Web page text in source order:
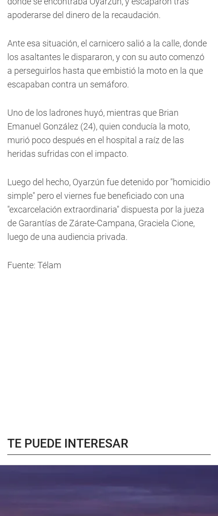
apoderarse del dinero de la recaudación.
Ante esa situación, el carnicero salió a la calle, donde
los asaltantes le dispararon, y con su auto comenzó
a perseguirlos hasta que embistió la moto en la que
escapaban contra un semáforo.
Uno de los ladrones huyó, mientras que Brian
Emanuel González (24), quien conducía la moto,
murió poco después en el hospital a raíz de las
heridas sufridas con el impacto.
Luego del hecho, Oyarzún fue detenido por "homicidio
simple" pero el viernes fue beneficiado con una
"excarcelación extraordinaria" dispuesta por la jueza
de Garantías de Zárate-Campana, Graciela Cione,
luego de una audiencia privada.
Fuente: Télam
TE PUEDE INTERESAR